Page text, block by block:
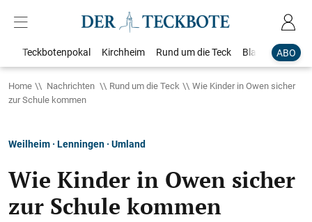
ABO
Teckbotenpokal Kirchheim Rund um die Teck Blaulicht
Home Nachrichten Rund um die Teck
Wie Kinder in Owen sicher
zur Schule kommen
Weilheim · Lenningen · Umland
Wie Kinder in Owen sicher
zur Schule kommen